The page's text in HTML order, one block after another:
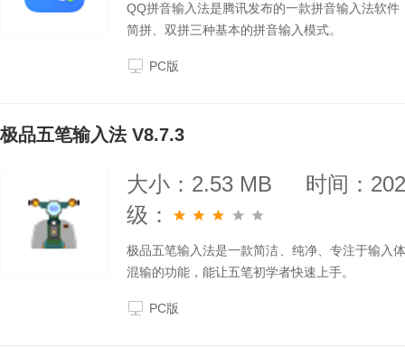
QQ拼音输入法是腾讯发布的一款拼音输入法软
简拼、双拼三种基本的拼音输入模式。
PC版
极品五笔输入法 V8.7.3
大小：2.53 MB
时间：
级：
极品五笔输入法是一款简洁、纯净、专注于输入
混输的功能，能让五笔初学者快速上手。
PC版